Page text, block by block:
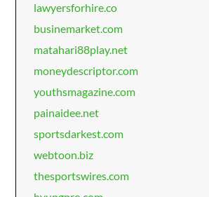
lawyersforhire.co
businemarket.com
matahari88play.net
moneydescriptor.com
youthsmagazine.com
painaidee.net
sportsdarkest.com
webtoon.biz
thesportswires.com